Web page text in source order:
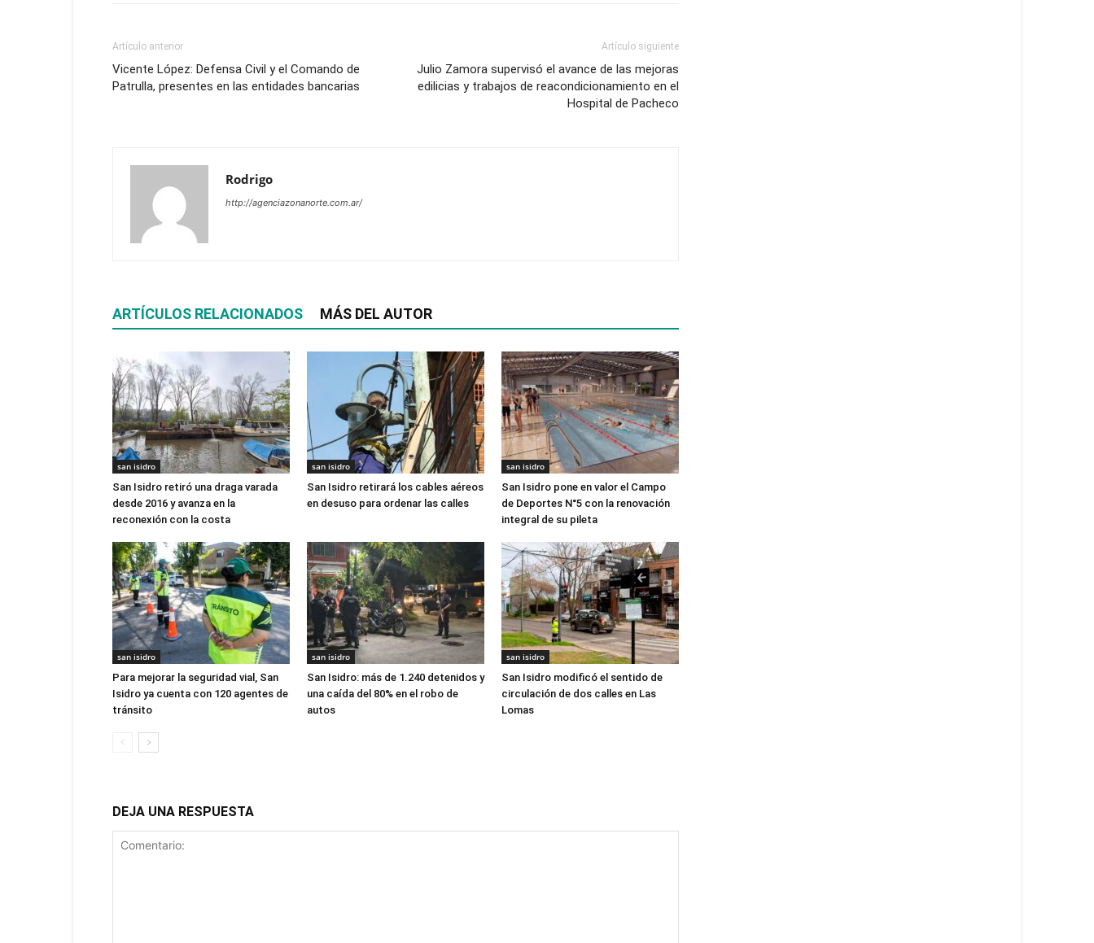
Artículo anterior
Vicente López: Defensa Civil y el Comando de
Patrulla, presentes en las entidades bancarias
Artículo siguiente
Julio Zamora supervisó el avance de las mejoras
edilicias y trabajos de reacondicionamiento en el
Hospital de Pacheco
Rodrigo
http://agenciazonanorte.com.ar/
ARTÍCULOS RELACIONADOS MÁS DEL AUTOR
san isidro
San Isidro retiró una draga varada
desde 2016 y avanza en la
reconexión con la costa
san isidro
San Isidro retirará los cables aéreos
en desuso para ordenar las calles
san isidro
San Isidro pone en valor el Campo
de Deportes N°5 con la renovación
integral de su pileta
san isidro
Para mejorar la seguridad vial, San
Isidro ya cuenta con 120 agentes de
tránsito
san isidro
San Isidro: más de 1.240 detenidos y
una caída del 80% en el robo de
autos
san isidro
San Isidro modificó el sentido de
circulación de dos calles en Las
Lomas
DEJA UNA RESPUESTA